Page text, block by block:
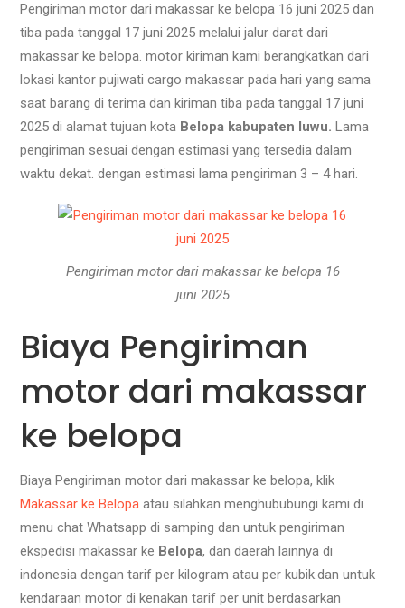
Pengiriman motor dari makassar ke belopa 16 juni 2025 dan
tiba pada tanggal 17 juni 2025 melalui jalur darat dari
makassar ke belopa. motor kiriman kami berangkatkan dari
lokasi kantor pujiwati cargo makassar pada hari yang sama
saat barang di terima dan kiriman tiba pada tanggal 17 juni
2025 di alamat tujuan kota Belopa kabupaten luwu.Lama
pengiriman sesuai dengan estimasi yang tersedia dalam
waktu dekat. dengan estimasi lama pengiriman 3 – 4 hari.
Pengiriman motor dari makassar ke belopa 16
juni 2025
Biaya Pengiriman
motor dari makassar
ke belopa
Biaya Pengiriman motor dari makassar ke belopa, klik
Makassar ke Belopa atau silahkan menghububungi kami di
menu chat Whatsapp di samping dan untuk pengiriman
ekspedisi makassar ke Belopa, dan daerah lainnya di
indonesia dengan tarif per kilogram atau per kubik.dan untuk
kendaraan motor di kenakan tarif per unit berdasarkan